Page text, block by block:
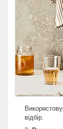
відбір.